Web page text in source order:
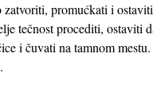
promućkati i
tečnost procediti, ostaviti
i čuvati na tamnom